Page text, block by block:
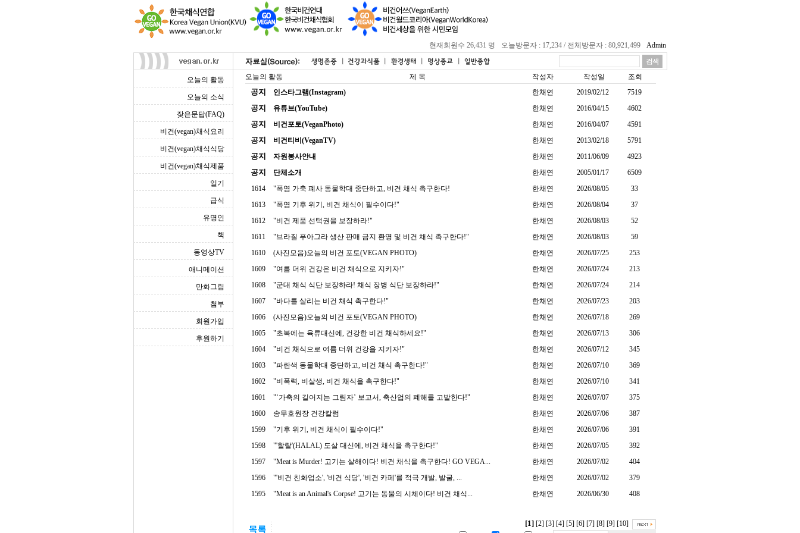
현재회원수 26,431 명 오늘방문자 : 17,234 / 전체방문자 : 80,921,499 Admin
오늘의 활동
오늘의 소식
잦은문답(FAQ)
비건(vegan)채식요리
비건(vegan)채식식당
비건(vegan)채식제품
일기
급식
유명인
책
동영상TV
애니메이션
만화그림
첨부
회원가입
후원하기
오늘의 활동 제 목 작성자 작성일 조회
공지 인스타그램(Instagram) 한채연 2019/02/12 7519
공지 유튜브(YouTube) 한채연 2016/04/15 4602
공지 비건포토(VeganPhoto) 한채연 2016/04/07 4591
공지 비건티비(VeganTV) 한채연 2013/02/18 5791
공지 자원봉사안내 한채연 2011/06/09 4923
공지 단체소개 한채연 2005/01/17
6509
1614
"폭염 가축 폐사 동물학대 중단하고, 비건 채식 촉구한다! 한채연 2026/08/05
33
1613
"폭염 기후 위기, 비건 채식이 필수이다!" 한채연 2026/08/04
37
1612
"비건 제품 선택권을 보장하라!" 한채연 2026/08/03
52
1611
"브라질 푸아그라 생산 판매 금지 환영 및 비건 채식 촉구한다!" 한채연 2026/08/03
59
1610
(사진모음)오늘의 비건 포토(VEGAN PHOTO) 한채연 2026/07/25
253
1609
"여름 더위 건강은 비건 채식으로 지키자!" 한채연 2026/07/24
213
1608
"군대 채식 식단 보장하라! 채식 장병 식단 보장하라!" 한채연 2026/07/24
214
1607
"바다를 살리는 비건 채식 촉구한다!" 한채연 2026/07/23
203
1606
(사진모음)오늘의 비건 포토(VEGAN PHOTO) 한채연 2026/07/18
269
1605
"초복에는 육류대신에, 건강한 비건 채식하세요!" 한채연 2026/07/13
306
1604
"비건 채식으로 여름 더위 건강을 지키자!" 한채연 2026/07/12
345
1603
"파란색 동물학대 중단하고, 비건 채식 촉구한다!" 한채연 2026/07/10
369
1602
"비폭력, 비살생, 비건 채식을 촉구한다!" 한채연 2026/07/10
341
1601
"‘가축의 길어지는 그림자’ 보고서, 축산업의 폐해를 고발한다!" 한채연 2026/07/07
375
1600
송무호원장 건강칼럼 한채연 2026/07/06
387
1599
"기후 위기, 비건 채식이 필수이다!" 한채연 2026/07/06
391
1598
"'할랄'(HALAL) 도살 대신에, 비건 채식을 촉구한다!" 한채연 2026/07/05
392
1597
"Meat is Murder! 고기는 살해이다! 비건 채식을 촉구한다! GO VEGA... 한채연 2026/07/02
404
1596
"'비건 친화업소', '비건 식당', '비건 카페'를 적극 개발, 발굴, ... 한채연 2026/07/02
379
1595
"Meat is an Animal's Corpse! 고기는 동물의 시체이다! 비건 채식... 한채연 2026/06/30 408
[1] [2] [3] [4] [5] [6] [7] [8] [9] [10]